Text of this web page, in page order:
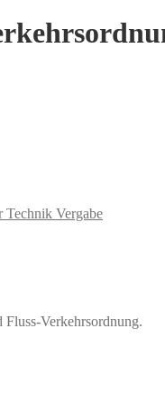
Technik Vergabe
Fluss-Verkehrsordnung.